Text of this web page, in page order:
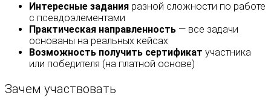
Интересные задания разной сложности по работе
с псевдоэлементами
Практическая направленность — все задачи
основаны на реальных кейсах
Возможность получить сертификат участника
или победителя (на платной основе)
Зачем участвовать